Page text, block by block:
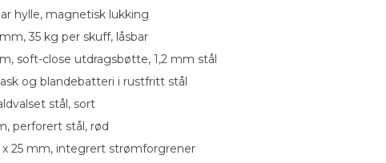
hylle, magnetisk lukking
35 kg per skuff, låsbar
soft-close utdragsbøtte, 1,2 mm stål
og blandebatteri i rustfritt stål
stål, sort
perforert stål, rød
25 mm, integrert strømforgrener